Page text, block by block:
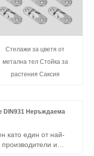
Стелажи за цветя от
метална тел Стойка за
растения Саксия
DIN931 Неръждаема
като един от най-
и